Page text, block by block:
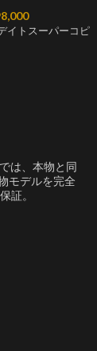
イトスーパーコピ
は、本物と同
モデルを完全
証。